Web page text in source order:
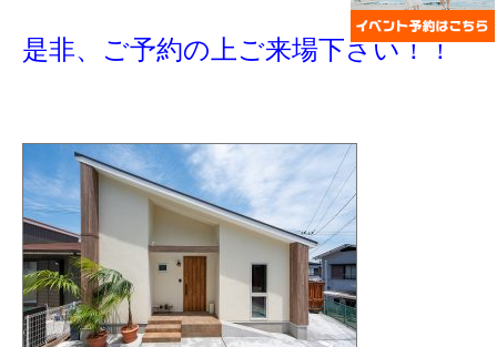
是非、ご予約の上ご来場下さい！！